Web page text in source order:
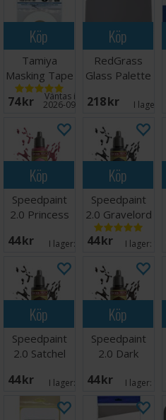
Köp
Tamiya
Masking Tape
For Curves -
5mm
74 SEK Väntas in:
2026-09-07
Köp
RedGrass
Glass Palette
218 SEK I lager:
Köp
Speedpaint
2.0 Princess
44 SEK I lager:
Köp
Speedpaint
2.0 Gravelord
Grey
44 SEK I lager:
Köp
Speedpaint
2.0 Satchel
44 SEK I lager:
Köp
Speedpaint
2.0 Dark
44 SEK I lager: